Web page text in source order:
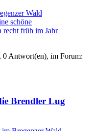
Wald
schöne
recht früh im Jahr
, 0 Antwort(en), im Forum:
Brendler Lug